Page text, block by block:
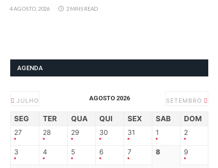
4 AGOSTO, 2026 2 MINS READ
AGENDA
JULHO AGOSTO 2026 SETEMBRO
SEG TER QUA QUI SEX SAB DOM
27 28 29 30 31 1 2
3 4 5 6 7 8 9